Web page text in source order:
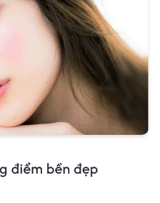
điểm bền đẹp